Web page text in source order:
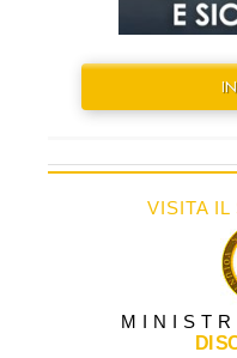
VISITA IL
DI